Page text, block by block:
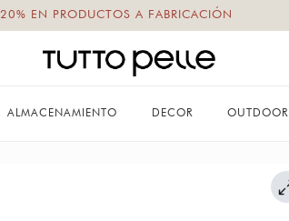
20% EN PRODUCTOS A FABRICACIÓN
ALMACENAMIENTO DECOR OUTDOOR